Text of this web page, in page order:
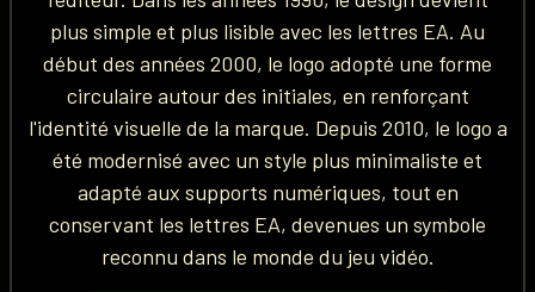
plus simple et plus lisible avec les lettres EA. Au
début des années 2000, le logo adopté une forme
circulaire autour des initiales, en renforçant
l'identité visuelle de la marque. Depuis 2010, le logo a
été modernisé avec un style plus minimaliste et
adapté aux supports numériques, tout en
conservant les lettres EA, devenues un symbole
reconnu dans le monde du jeu vidéo.